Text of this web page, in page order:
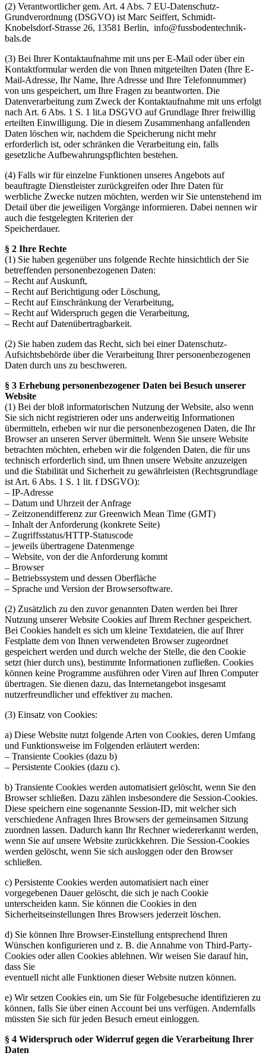
(2) Verantwortlicher gem. Art. 4 Abs. 7 EU-Datenschutz-
Grundverordnung (DSGVO) ist Marc Seiffert, Schmidt-
Knobelsdorf-Strasse 26, 13581 Berlin, info@fussbodentechnik-
bals.de
(3) Bei Ihrer Kontaktaufnahme mit uns per E-Mail oder über ein
Kontaktformular werden die von Ihnen mitgeteilten Daten (Ihre E-
Mail-Adresse, Ihr Name, Ihre Adresse und Ihre Telefonnummer)
von uns gespeichert, um Ihre Fragen zu beantworten. Die
Datenverarbeitung zum Zweck der Kontaktaufnahme mit uns erfolgt
nach Art. 6 Abs. 1 S. 1 lit.a DSGVO auf Grundlage Ihrer freiwillig
erteilten Einwilligung. Die in diesem Zusammenhang anfallenden
Daten löschen wir, nachdem die Speicherung nicht mehr
erforderlich ist, oder schränken die Verarbeitung ein, falls
gesetzliche Aufbewahrungspflichten bestehen.
(4) Falls wir für einzelne Funktionen unseres Angebots auf
beauftragte Dienstleister zurückgreifen oder Ihre Daten für
werbliche Zwecke nutzen möchten, werden wir Sie untenstehend im
Detail über die jeweiligen Vorgänge informieren. Dabei nennen wir
auch die festgelegten Kriterien der
Speicherdauer.
§ 2 Ihre Rechte
(1) Sie haben gegenüber uns folgende Rechte hinsichtlich der Sie
betreffenden personenbezogenen Daten:
– Recht auf Auskunft,
– Recht auf Berichtigung oder Löschung,
– Recht auf Einschränkung der Verarbeitung,
– Recht auf Widerspruch gegen die Verarbeitung,
– Recht auf Datenübertragbarkeit.
(2) Sie haben zudem das Recht, sich bei einer Datenschutz-
Aufsichtsbehörde über die Verarbeitung Ihrer personenbezogenen
Daten durch uns zu beschweren.
§ 3 Erhebung personenbezogener Daten bei Besuch unserer
Website
(1) Bei der bloß informatorischen Nutzung der Website, also wenn
Sie sich nicht registrieren oder uns anderweitig Informationen
übermitteln, erheben wir nur die personenbezogenen Daten, die Ihr
Browser an unseren Server übermittelt. Wenn Sie unsere Website
betrachten möchten, erheben wir die folgenden Daten, die für uns
technisch erforderlich sind, um Ihnen unsere Website anzuzeigen
und die Stabilität und Sicherheit zu gewährleisten (Rechtsgrundlage
ist Art. 6 Abs. 1 S. 1 lit. f DSGVO):
– IP-Adresse
– Datum und Uhrzeit der Anfrage
– Zeitzonendifferenz zur Greenwich Mean Time (GMT)
– Inhalt der Anforderung (konkrete Seite)
– Zugriffsstatus/HTTP-Statuscode
– jeweils übertragene Datenmenge
– Website, von der die Anforderung kommt
– Browser
– Betriebssystem und dessen Oberfläche
– Sprache und Version der Browsersoftware.
(2) Zusätzlich zu den zuvor genannten Daten werden bei Ihrer
Nutzung unserer Website Cookies auf Ihrem Rechner gespeichert.
Bei Cookies handelt es sich um kleine Textdateien, die auf Ihrer
Festplatte dem von Ihnen verwendeten Browser zugeordnet
gespeichert werden und durch welche der Stelle, die den Cookie
setzt (hier durch uns), bestimmte Informationen zufließen. Cookies
können keine Programme ausführen oder Viren auf Ihren Computer
übertragen. Sie dienen dazu, das Internetangebot insgesamt
nutzerfreundlicher und effektiver zu machen.
(3) Einsatz von Cookies:
a) Diese Website nutzt folgende Arten von Cookies, deren Umfang
und Funktionsweise im Folgenden erläutert werden:
– Transiente Cookies (dazu b)
– Persistente Cookies (dazu c).
b) Transiente Cookies werden automatisiert gelöscht, wenn Sie den
Browser schließen. Dazu zählen insbesondere die Session-Cookies.
Diese speichern eine sogenannte Session-ID, mit welcher sich
verschiedene Anfragen Ihres Browsers der gemeinsamen Sitzung
zuordnen lassen. Dadurch kann Ihr Rechner wiedererkannt werden,
wenn Sie auf unsere Website zurückkehren. Die Session-Cookies
werden gelöscht, wenn Sie sich ausloggen oder den Browser
schließen.
c) Persistente Cookies werden automatisiert nach einer
vorgegebenen Dauer gelöscht, die sich je nach Cookie
unterscheiden kann. Sie können die Cookies in den
Sicherheitseinstellungen Ihres Browsers jederzeit löschen.
d) Sie können Ihre Browser-Einstellung entsprechend Ihren
Wünschen konfigurieren und z. B. die Annahme von Third-Party-
Cookies oder allen Cookies ablehnen. Wir weisen Sie darauf hin,
dass Sie
eventuell nicht alle Funktionen dieser Website nutzen können.
e) Wir setzen Cookies ein, um Sie für Folgebesuche identifizieren zu
können, falls Sie über einen Account bei uns verfügen. Andernfalls
müssten Sie sich für jeden Besuch erneut einloggen.
§ 4 Widerspruch oder Widerruf gegen die Verarbeitung Ihrer
Daten